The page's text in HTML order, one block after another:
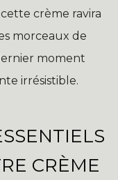
crème ravira
morceaux de
moment
irrésistible.
CRÈME